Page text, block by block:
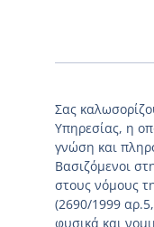
Σας
Υπηρεσίας, η
γνώση και
Βασιζόμενοι
στους νόμους
(2690/1999
φυσικά και